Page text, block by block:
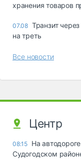
хранения товаров
07.08 Транзит
на треть
Все новости
Центр
08:15 На
Судогодском